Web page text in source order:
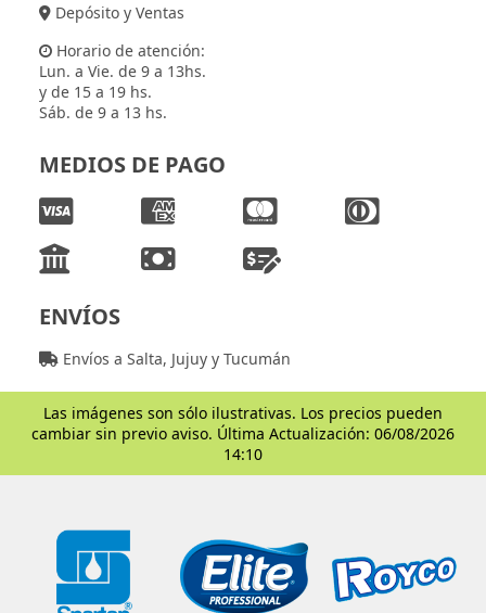
Depósito y Ventas
Horario de atención:
Lun. a Vie. de 9 a 13hs.
y de 15 a 19 hs.
Sáb. de 9 a 13 hs.
MEDIOS DE PAGO
ENVÍOS
Envíos a Salta, Jujuy y Tucumán
Las imágenes son sólo ilustrativas. Los precios pueden
cambiar sin previo aviso. Última Actualización: 06/08/2026
14:10